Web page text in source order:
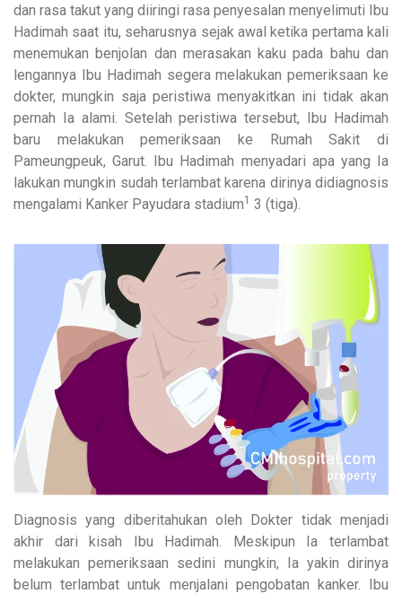
dan rasa takut yang diiringi rasa penyesalan menyelimuti Ibu
Hadimah saat itu, seharusnya sejak awal ketika pertama kali
menemukan benjolan dan merasakan kaku pada bahu dan
lengannya Ibu Hadimah segera melakukan pemeriksaan ke
dokter, mungkin saja peristiwa menyakitkan ini tidak akan
pernah Ia alami. Setelah peristiwa tersebut, Ibu Hadimah
baru melakukan pemeriksaan ke Rumah Sakit di
Pameungpeuk, Garut. Ibu Hadimah menyadari apa yang Ia
lakukan mungkin sudah terlambat karena dirinya didiagnosis
mengalami Kanker Payudara stadium1 3 (tiga).
Diagnosis yang diberitahukan oleh Dokter tidak menjadi
akhir dari kisah Ibu Hadimah. Meskipun Ia terlambat
melakukan pemeriksaan sedini mungkin, Ia yakin dirinya
belum terlambat untuk menjalani pengobatan kanker. Ibu